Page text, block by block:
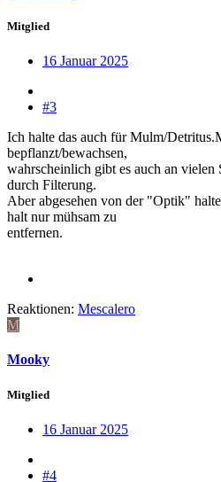
Mitglied
16 Januar 2025
#3
Ich halte das auch für Mulm/
bepflanzt/bewachsen,
wahrscheinlich gibt es auch an
durch Filterung.
Aber abgesehen von der "Optik"
halt nur mühsam zu
entfernen.
Reaktionen: Mescalero
M
Mooky
Mitglied
16 Januar 2025
#4